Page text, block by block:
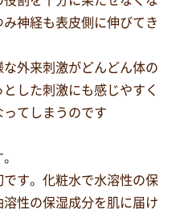
神経も表皮側に伸びてき
外来刺激がどんどん体の
した刺激にも感じやすく
てしまうのです
す。化粧水で水溶性の保
性の保湿成分を肌に届け